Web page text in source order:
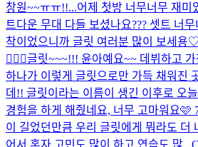
창원~~ㅠㅠ!!...어제 첫방 너무너무 재
트다운 무대 다들 보셨나요??? 셋트 너
착이었으니까 글릿 여러분 많이 보세용♡
💇🏻‍♀️글릿~~~!!! 윤아예요~~ 데뷔하고
하나가 이렇게 글릿으로만 가득 채워진
데!! 글릿이라는 이름이 생긴 이후로 오
경험을 하게 해줬네요, 너무 고마워요🩷
이 길었던만큼 우리 글릿에게 뭐라도 더
어서 혼자 고민도 많이 하고 연습도 많...